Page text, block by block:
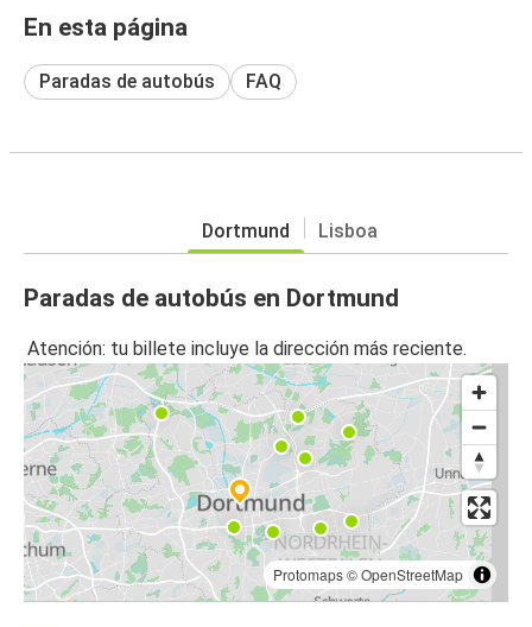
En esta página
Paradas de autobús FAQ
Dortmund Lisboa
Paradas de autobús en Dortmund
Atención: tu billete incluye la dirección más reciente.
Protomaps©OpenStreetMap